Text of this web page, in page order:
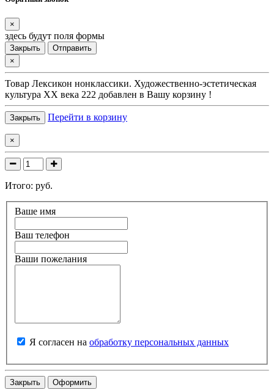
×
здесь будут поля формы
Закрыть
Отправить
×
Товар Лексикон нонклассики. Художественно-эстетическая
культура XX века 222 добавлен в Вашу корзину !
Закрыть Перейти в корзину
×
Итого: руб.
Ваше имя
Ваш телефон
Ваши пожелания
Я согласен на обработку персональных данных
Закрыть Оформить